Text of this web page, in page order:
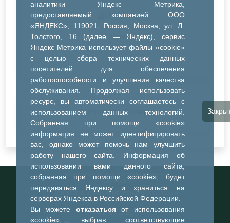
аналитики Яндекс Метрика,
предоставляемый компанией ООО
«ЯНДЕКС», 119021, Россия, Москва, ул. Л.
Толстого, 16 (далее — Яндекс), сервис
Яндекс Метрика использует файлы «cookie»
с целью сбора технических данных
посетителей для обеспечения
работоспособности и улучшения качества
обслуживания. Продолжая использовать
ресурс, вы автоматически соглашаетесь с
использованием данных технологий.
Собранная при помощи «cookie»
информация не может идентифицировать
вас, однако может помочь нам улучшить
работу нашего сайта. Информация об
использовании вами данного сайта,
собранная при помощи «cookie», будет
передаваться Яндексу и храниться на
серверах Яндекса в Российской Федерации.
Вы можете отказатьсяот использования
«cookie», выбрав соответствующие
ДК Речник
ДК Водник
Иное
Очистить все фильтры
Информационный портал города
Тобольска
При использовании материалов ссылка на
портал обязательна
©2023-2026